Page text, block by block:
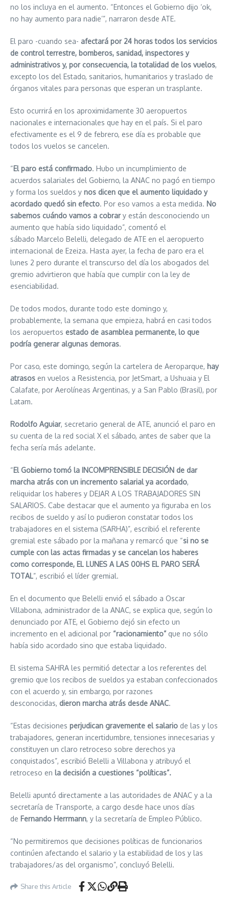
no los incluya en el aumento. “Entonces el Gobierno dijo ‘ok,
no hay aumento para nadie’”, narraron desde ATE.
El paro -cuando sea- afectará por 24 horas todos los servicios
de control terrestre, bomberos, sanidad, inspectores y
administrativos y, por consecuencia, la totalidad de los vuelos,
excepto los del Estado, sanitarios, humanitarios y traslado de
órganos vitales para personas que esperan un trasplante.
Esto ocurrirá en los aproximidamente 30 aeropuertos
nacionales e internacionales que hay en el país. Si el paro
efectivamente es el 9 de febrero, ese día es probable que
todos los vuelos se cancelen.
“El paro está confirmado. Hubo un incumplimiento de
acuerdos salariales del Gobierno, la ANAC no pagó en tiempo
y forma los sueldos y nos dicen que el aumento liquidado y
acordado quedó sin efecto. Por eso vamos a esta medida. No
sabemos cuándo vamos a cobrary están desconociendo un
aumento que había sido liquidado”, comentó el
sábado Marcelo Belelli, delegado de ATE en el aeropuerto
internacional de Ezeiza. Hasta ayer, la fecha de paro era el
lunes 2 pero durante el transcurso del día los abogados del
gremio advirtieron que había que cumplir con la ley de
esenciabilidad.
De todos modos, durante todo este domingo y,
probablemente, la semana que empieza, habrá en casi todos
los aeropuertos estado de asamblea permanente, lo que
podría generar algunas demoras.
Por caso, este domingo, según la cartelera de Aeroparque, hay
atrasos en vuelos a Resistencia, por JetSmart, a Ushuaia y El
Calafate, por Aerolíneas Argentinas, y a San Pablo (Brasil), por
Latam.
Rodolfo Aguiar, secretario general de ATE, anunció el paro en
su cuenta de la red social X el sábado, antes de saber que la
fecha sería más adelante.
“El Gobierno tomó la INCOMPRENSIBLE DECISIÓN de dar
marcha atrás con un incremento salarial ya acordado,
reliquidar los haberes y DEJAR A LOS TRABAJADORES SIN
SALARIOS. Cabe destacar que el aumento ya figuraba en los
recibos de sueldo y así lo pudieron constatar todos los
trabajadores en el sistema (SARHA)”, escribió el referente
gremial este sábado por la mañana y remarcó que “si no se
cumple con las actas firmadas y se cancelan los haberes
como corresponde, EL LUNES A LAS 00HS EL PARO SERÁ
TOTAL”, escribió el líder gremial.
En el documento que Belelli envió el sábado a Oscar
Villabona, administrador de la ANAC, se explica que, según lo
denunciado por ATE, el Gobierno dejó sin efecto un
incremento en el adicional por “racionamiento” que no sólo
había sido acordado sino que estaba liquidado.
El sistema SAHRA les permitió detectar a los referentes del
gremio que los recibos de sueldos ya estaban confeccionados
con el acuerdo y, sin embargo, por razones
desconocidas, dieron marcha atrás desde ANAC.
“Estas decisiones perjudican gravemente el salario de las y los
trabajadores, generan incertidumbre, tensiones innecesarias y
constituyen un claro retroceso sobre derechos ya
conquistados”, escribió Belelli a Villabona y atribuyó el
retroceso en la decisión a cuestiones “políticas”.
Belelli apuntó directamente a las autoridades de ANAC y a la
secretaría de Transporte, a cargo desde hace unos días
de Fernando Herrmann, y la secretaría de Empleo Público.
“No permitiremos que decisiones políticas de funcionarios
continúen afectando el salario y la estabilidad de los y las
trabajadores/as del organismo”, concluyó Belelli.
Share this Article